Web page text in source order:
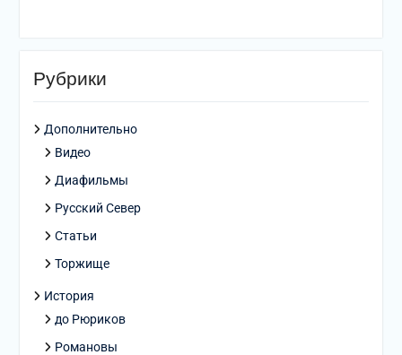
Рубрики
Дополнительно
Видео
Диафильмы
Русский Север
Статьи
Торжище
История
до Рюриков
Романовы